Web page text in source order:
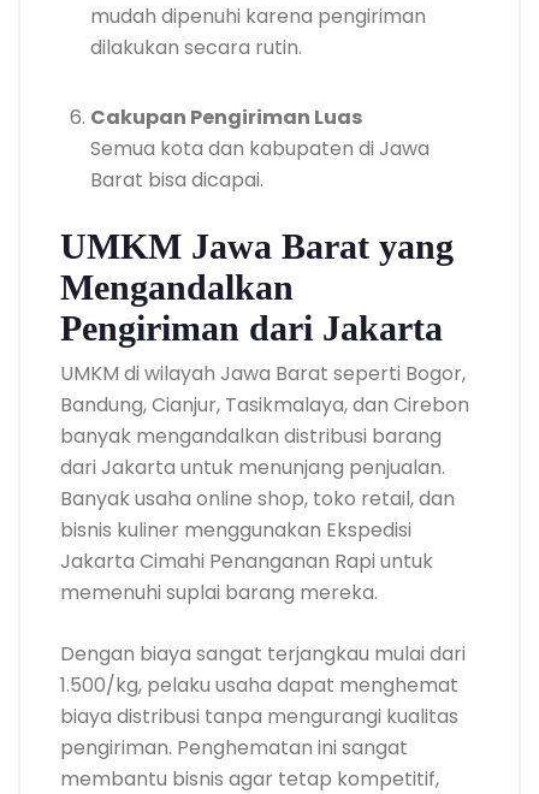
mudah dipenuhi karena pengiriman
dilakukan secara rutin.
Cakupan Pengiriman Luas
Semua kota dan kabupaten di Jawa
Barat bisa dicapai.
UMKM Jawa Barat yang
Mengandalkan
Pengiriman dari Jakarta
UMKM di wilayah Jawa Barat seperti Bogor,
Bandung, Cianjur, Tasikmalaya, dan Cirebon
banyak mengandalkan distribusi barang
dari Jakarta untuk menunjang penjualan.
Banyak usaha online shop, toko retail, dan
bisnis kuliner menggunakan Ekspedisi
Jakarta Cimahi Penanganan Rapi untuk
memenuhi suplai barang mereka.
Dengan biaya sangat terjangkau mulai dari
1.500/kg, pelaku usaha dapat menghemat
biaya distribusi tanpa mengurangi kualitas
pengiriman. Penghematan ini sangat
membantu bisnis agar tetap kompetitif,